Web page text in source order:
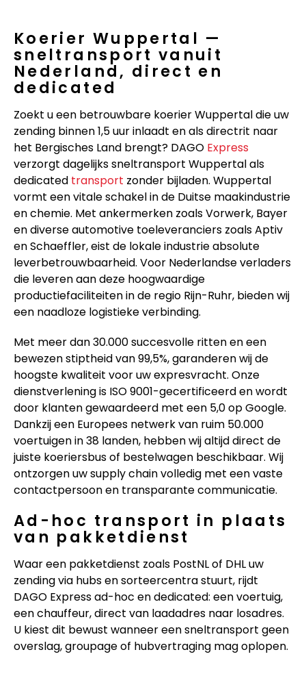
Koerier Wuppertal —
sneltransport vanuit
Nederland, direct en
dedicated
Zoekt u een betrouwbare koerier Wuppertal die uw
zending binnen 1,5 uur inlaadt en als directrit naar
het Bergisches Land brengt? DAGO Express
verzorgt dagelijks sneltransport Wuppertal als
dedicated transport zonder bijladen. Wuppertal
vormt een vitale schakel in de Duitse maakindustrie
en chemie. Met ankermerken zoals Vorwerk, Bayer
en diverse automotive toeleveranciers zoals Aptiv
en Schaeffler, eist de lokale industrie absolute
leverbetrouwbaarheid. Voor Nederlandse verladers
die leveren aan deze hoogwaardige
productiefaciliteiten in de regio Rijn-Ruhr, bieden wij
een naadloze logistieke verbinding.
Met meer dan 30.000 succesvolle ritten en een
bewezen stiptheid van 99,5%, garanderen wij de
hoogste kwaliteit voor uw expresvracht. Onze
dienstverlening is ISO 9001-gecertificeerd en wordt
door klanten gewaardeerd met een 5,0 op Google.
Dankzij een Europees netwerk van ruim 50.000
voertuigen in 38 landen, hebben wij altijd direct de
juiste koeriersbus of bestelwagen beschikbaar. Wij
ontzorgen uw supply chain volledig met een vaste
contactpersoon en transparante communicatie.
Ad-hoc transport in plaats
van pakketdienst
Waar een pakketdienst zoals PostNL of DHL uw
zending via hubs en sorteercentra stuurt, rijdt
DAGO Express ad-hoc en dedicated: een voertuig,
een chauffeur, direct van laadadres naar losadres.
U kiest dit bewust wanneer een sneltransport geen
overslag, groupage of hubvertraging mag oplopen.